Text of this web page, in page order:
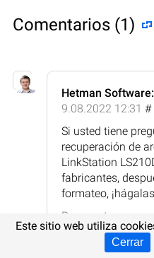
Comentarios (1)
Hetman
9.08.2022 12:31 #
Si usted tiene
recuperación de
LinkStation
fabricantes,
formateo,
Respuesta
Este sitio web utiliza
Cerrar